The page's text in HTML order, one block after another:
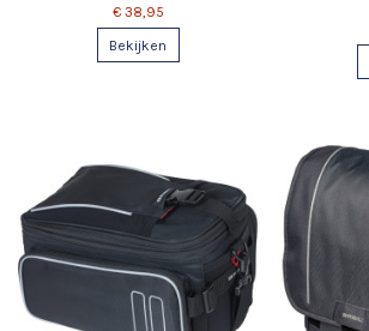
€ 38,95
Bekijken